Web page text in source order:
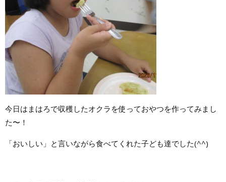
今日はまはろで収穫したオクラを使っておやつを作ってみまし
た〜！
「おいしい」と言いながら食べてくれた子ども達でした(^^)